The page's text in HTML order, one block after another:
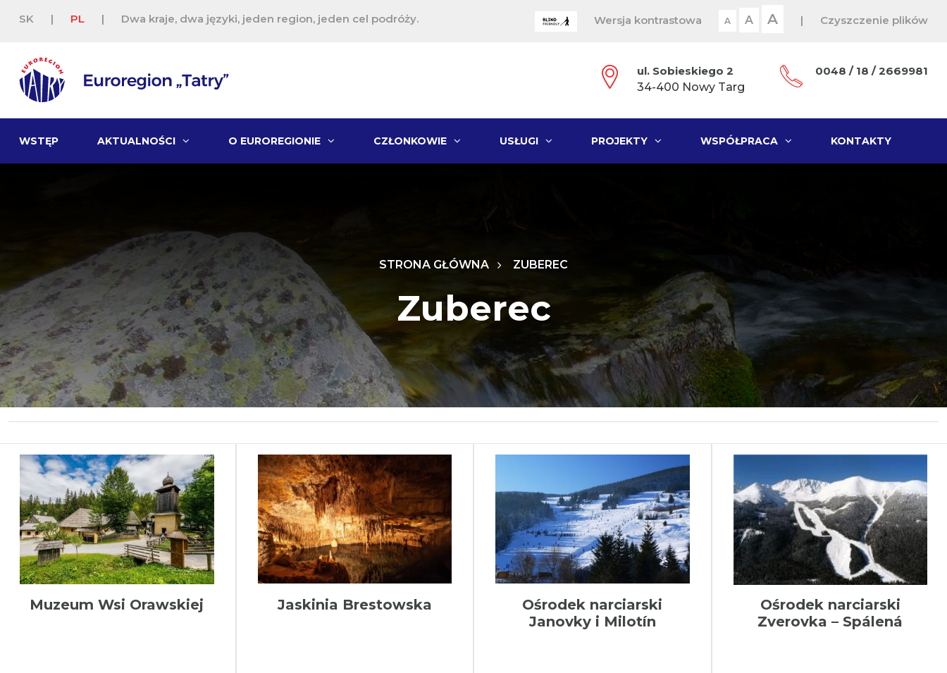
SK | PL | Dwa kraje, dwa języki, jeden region, jeden cel podróży. Wersja kontrastowa A A A | Czyszczenie plików
ul. Sobieskiego 2
34-400 Nowy Targ
0048 / 18 / 2669981
WSTĘP AKTUALNOŚCI O EUROREGIONIE CZŁONKOWIE USŁUGI PROJEKTY WSPÓŁPRACA KONTAKTY
STRONA GŁÓWNA ZUBEREC
Zuberec
Muzeum Wsi Orawskiej Jaskinia Brestowska
Ośrodek narciarski
Janovky i Milotín
Ośrodek narciarski
Zverovka – Spálená